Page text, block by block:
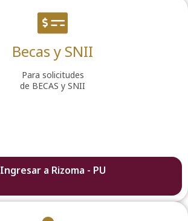
Becas y SNII
Para solicitudes
de BECAS y SNII
Ingresar a Rizoma - PU